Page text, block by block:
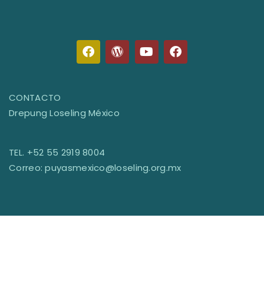
CONTACTO
Drepung Loseling México
TEL. +52 55 2919 8004
Correo: puyasmexico@loseling.org.mx